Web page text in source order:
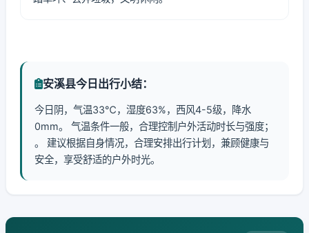
安溪县今日出行小结：
今日阴，气温33℃，湿度63%，西风4-5级，降水
0mm。 气温条件一般，合理控制户外活动时长与强度；
。 建议根据自身情况，合理安排出行计划，兼顾健康与
安全，享受舒适的户外时光。